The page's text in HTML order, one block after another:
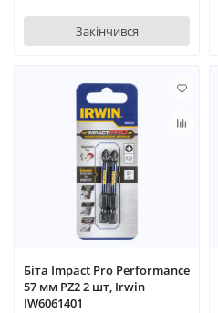
Закінчився
Біта Impact Pro Performance
57 мм PZ2 2 шт, Irwin
IW6061401